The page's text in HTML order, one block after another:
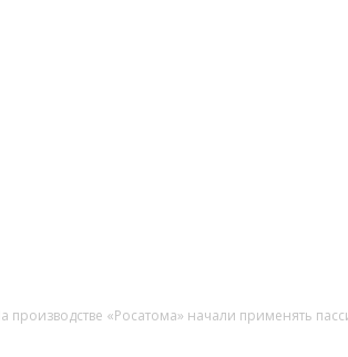
производстве «Росатома» начали применять